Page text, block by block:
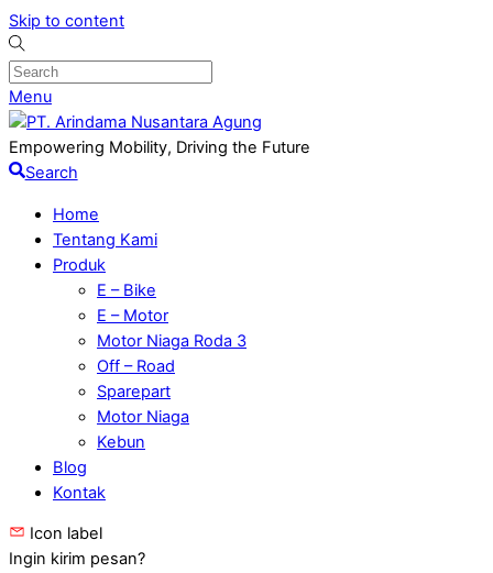
Skip to content
Menu
Empowering Mobility, Driving the Future
Search
Home
Tentang Kami
Produk
E – Bike
E – Motor
Motor Niaga Roda 3
Off – Road
Sparepart
Motor Niaga
Kebun
Blog
Kontak
Icon label
Ingin kirim pesan?